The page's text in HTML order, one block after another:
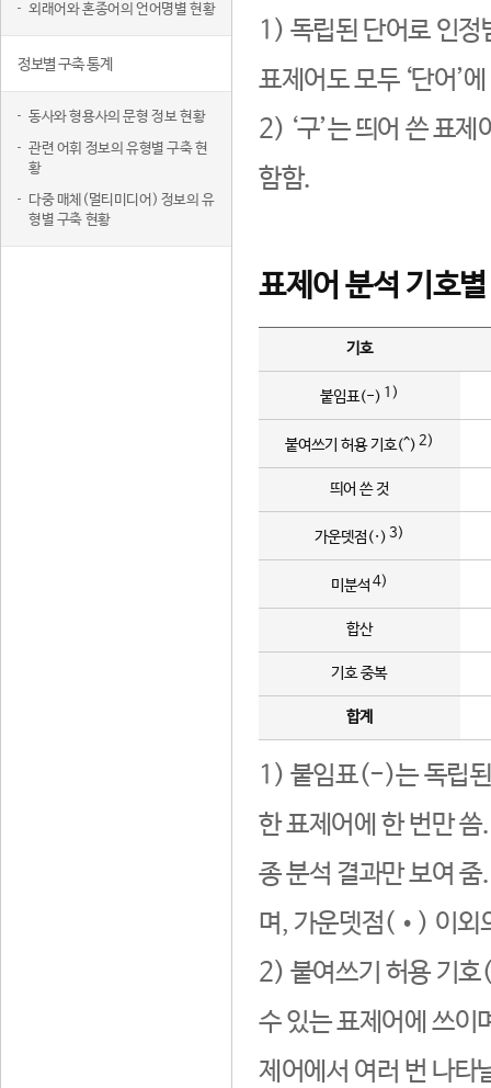
외래어와 혼종어의 언어명별 현황
정보별 구축 통계
동사와 형용사의 문형 정보 현황
관련 어휘 정보의 유형별 구축 현
황
다중 매체(멀티미디어) 정보의 유
형별 구축 현황
1) 독립된 단어로 인정
표제어도 모두 ‘단어’
2) ‘구’는 띄어 쓴 표
함함.
표제어 분석 기호
기호
붙임표(-) 1)
붙여쓰기 허용 기호(^) 2)
띄어 쓴 것
가운뎃점(·) 3)
미분석 4)
합산
기호 중복
합계
1) 붙임표(-)는 독립된
한 표제어에 한 번만
종 분석 결과만 보여
며, 가운뎃점(•) 이외
2) 붙여쓰기 허용 기호
수 있는 표제어에 쓰이
제어에서 여러 번 나타